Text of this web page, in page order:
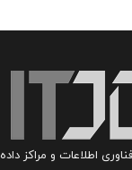
اطلاعات و مراکز داده